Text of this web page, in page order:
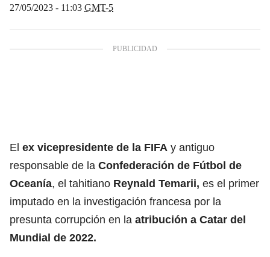
27/05/2023 - 11:03 GMT-5
El ex vicepresidente de la FIFA y antiguo
responsable de la Confederación de Fútbol de
Oceanía, el tahitiano Reynald Temarii, es el primer
imputado en la investigación francesa por la
presunta corrupción en la atribución a Catar del
Mundial de 2022.